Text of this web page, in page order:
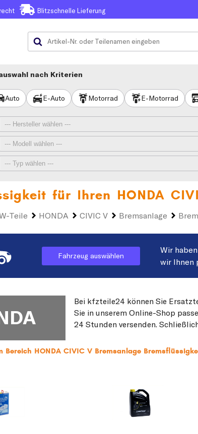
Blitzschnelle Lieferung
nach Kriterien
Auto E-Auto Motorrad E-Motorrad
für Ihren HONDA
Teile HONDA CIVIC V Bremsanlage
Fahrzeug auswählen
Wir
wir Ihnen
Bei kfzteile24 können Sie
Sie in unserem Online-Shop
24 Stunden versenden.
Bereich HONDA CIVIC V Bremsanlage